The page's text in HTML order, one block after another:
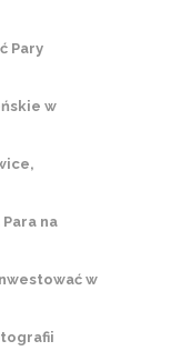
Pary
w
na
w